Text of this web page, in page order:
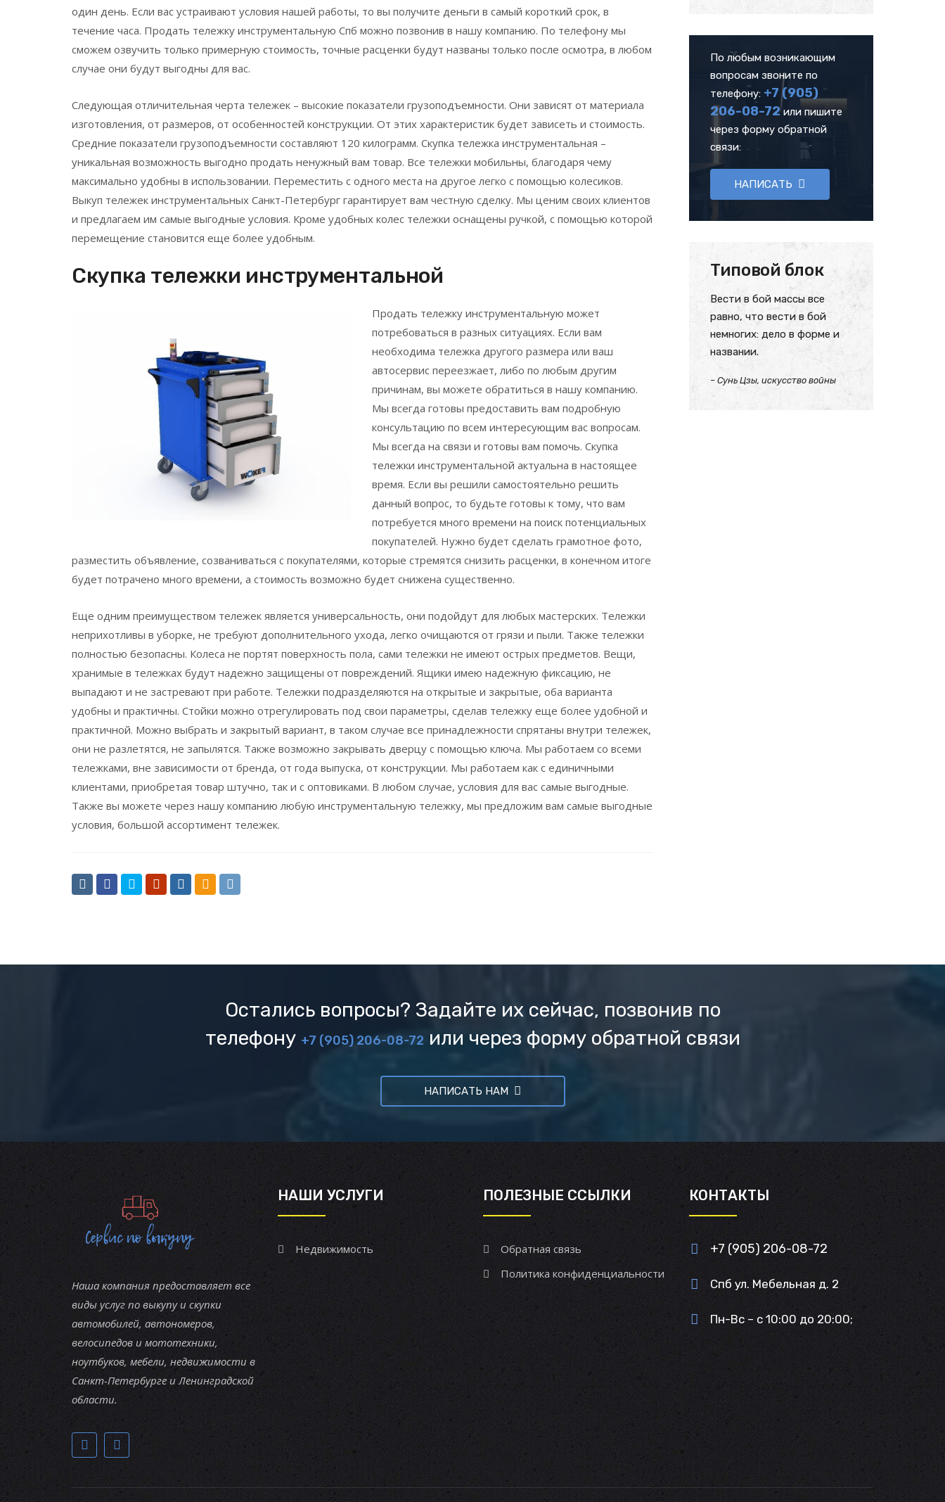
один день. Если вас устраивают условия нашей работы, то вы получите деньги в самый короткий срок, в
течение часа. Продать тележку инструментальную Спб можно позвонив в нашу компанию. По телефону мы
сможем озвучить только примерную стоимость, точные расценки будут названы только после осмотра, в любом
случае они будут выгодны для вас.
Следующая отличительная черта тележек – высокие показатели грузоподъемности. Они зависят от материала
изготовления, от размеров, от особенностей конструкции. От этих характеристик будет зависеть и стоимость.
Средние показатели грузоподъемности составляют 120 килограмм. Скупка тележка инструментальная –
уникальная возможность выгодно продать ненужный вам товар. Все тележки мобильны, благодаря чему
максимально удобны в использовании. Переместить с одного места на другое легко с помощью колесиков.
Выкуп тележек инструментальных Санкт-Петербург гарантирует вам честную сделку. Мы ценим своих клиентов
и предлагаем им самые выгодные условия. Кроме удобных колес тележки оснащены ручкой, с помощью которой
перемещение становится еще более удобным.
Скупка тележки инструментальной
Продать тележку инструментальную может
потребоваться в разных ситуациях. Если вам
необходима тележка другого размера или ваш
автосервис переезжает, либо по любым другим
причинам, вы можете обратиться в нашу компанию.
Мы всегда готовы предоставить вам подробную
консультацию по всем интересующим вас вопросам.
Мы всегда на связи и готовы вам помочь. Скупка
тележки инструментальной актуальна в настоящее
время. Если вы решили самостоятельно решить
данный вопрос, то будьте готовы к тому, что вам
потребуется много времени на поиск потенциальных
покупателей. Нужно будет сделать грамотное фото,
разместить объявление, созваниваться с покупателями, которые стремятся снизить расценки, в конечном итоге
будет потрачено много времени, а стоимость возможно будет снижена существенно.
Еще одним преимуществом тележек является универсальность, они подойдут для любых мастерских. Тележки
неприхотливы в уборке, не требуют дополнительного ухода, легко очищаются от грязи и пыли. Также тележки
полностью безопасны. Колеса не портят поверхность пола, сами тележки не имеют острых предметов. Вещи,
хранимые в тележках будут надежно защищены от повреждений. Ящики имею надежную фиксацию, не
выпадают и не застревают при работе. Тележки подразделяются на открытые и закрытые, оба варианта
удобны и практичны. Стойки можно отрегулировать под свои параметры, сделав тележку еще более удобной и
практичной. Можно выбрать и закрытый вариант, в таком случае все принадлежности спрятаны внутри тележек,
они не разлетятся, не запылятся. Также возможно закрывать дверцу с помощью ключа. Мы работаем со всеми
тележками, вне зависимости от бренда, от года выпуска, от конструкции. Мы работаем как с единичными
клиентами, приобретая товар штучно, так и с оптовиками. В любом случае, условия для вас самые выгодные.
Также вы можете через нашу компанию любую инструментальную тележку, мы предложим вам самые выгодные
условия, большой ассортимент тележек.
По любым возникающим
вопросам звоните по
телефону: +7 (905)
206-08-72или пишите
через форму обратной
связи:
НАПИСАТЬ
Типовой блок
Вести в бой массы все
равно, что вести в бой
немногих: дело в форме и
названии.
– Сунь Цзы, искусство войны
Остались вопросы? Задайте их сейчас, позвонив по
телефону +7 (905) 206-08-72 или через форму обратной связи
НАПИСАТЬ НАМ
Наша компания предоставляет все
виды услуг по выкупу и скупки
автомобилей, автономеров,
велосипедов и мототехники,
ноутбуков, мебели, недвижимости в
Санкт-Петербурге и Ленинградской
области.
НАШИ УСЛУГИ
Недвижимость
ПОЛЕЗНЫЕ ССЫЛКИ
Обратная связь
Политика конфиденциальности
КОНТАКТЫ
+7 (905) 206-08-72
Спб ул. Мебельная д. 2
Пн-Вс – с 10:00 до 20:00;